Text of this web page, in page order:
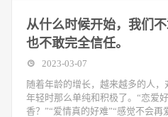
从什么时候开始，我们不
也不敢完全信任。
2023-03-07
随着年龄的增长，越来越多的人
年轻时那么单纯和积极了。“恋爱
香？”“爱情真的好难”“感觉不会再